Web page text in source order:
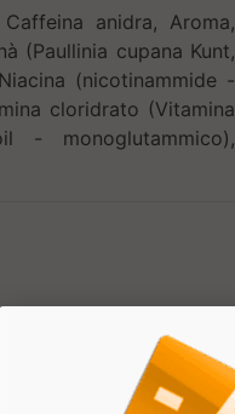
anidra, Aroma,
(Paullinia cupana Kunt,
(nicotinammide -
cloridrato (Vitamina
- monoglutammico),